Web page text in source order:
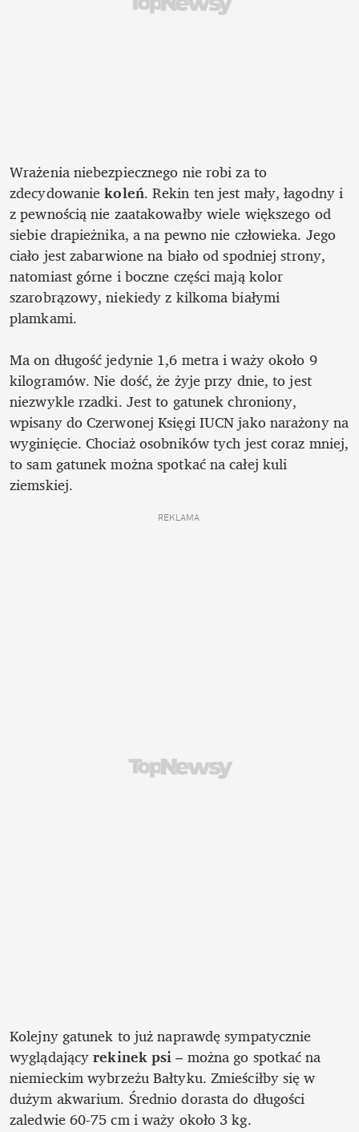
Wrażenia niebezpiecznego nie robi za to
zdecydowanie koleń. Rekin ten jest mały, łagodny i
z pewnością nie zaatakowałby wiele większego od
siebie drapieżnika, a na pewno nie człowieka. Jego
ciało jest zabarwione na biało od spodniej strony,
natomiast górne i boczne części mają kolor
szarobrązowy, niekiedy z kilkoma białymi
plamkami.
Ma on długość jedynie 1,6 metra i waży około 9
kilogramów. Nie dość, że żyje przy dnie, to jest
niezwykle rzadki. Jest to gatunek chroniony,
wpisany do Czerwonej Księgi IUCN jako narażony na
wyginięcie. Chociaż osobników tych jest coraz mniej,
to sam gatunek można spotkać na całej kuli
ziemskiej.
REKLAMA
Kolejny gatunek to już naprawdę sympatycznie
wyglądający rekinek psi – można go spotkać na
niemieckim wybrzeżu Bałtyku. Zmieściłby się w
dużym akwarium. Średnio dorasta do długości
zaledwie 60-75 cm i waży około 3 kg.